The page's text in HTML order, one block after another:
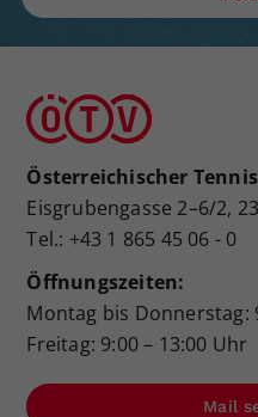
Österreichischer
Eisgrubengasse 2–6/2,
Tel.: +43 1 865 45 06 - 0
Öffnungszeiten:
Montag bis Donnerstag:
Freitag: 9:00 – 13:00 Uhr
Mail